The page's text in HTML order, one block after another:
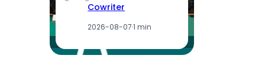
Cowriter
2026-08-07·1 min